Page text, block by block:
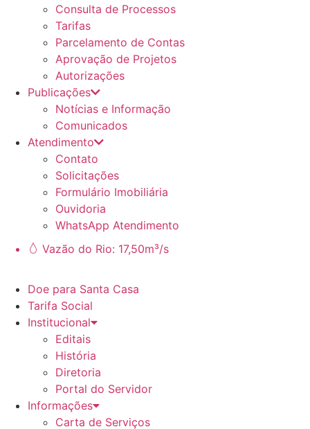
Consulta de Processos
Tarifas
Parcelamento de Contas
Aprovação de Projetos
Autorizações
Publicações
Notícias e Informação
Comunicados
Atendimento
Contato
Solicitações
Formulário Imobiliária
Ouvidoria
WhatsApp Atendimento
Vazão do Rio: 17,50m³/s
Doe para Santa Casa
Tarifa Social
Institucional
Editais
História
Diretoria
Portal do Servidor
Informações
Carta de Serviços